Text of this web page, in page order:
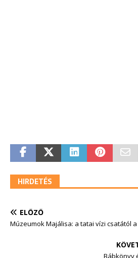
HIRDETÉS
ELŐZŐ
Múzeumok Majálisa: a tatai vízi csatától
Bábkönyv